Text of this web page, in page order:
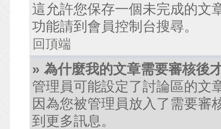
這允許您保存一個未完成的文
功能請到會員控制台搜尋。
回頂端
» 為什麼我的文章需要審核後
管理員可能設定了討論區的文
因為您被管理員放入了需要審
到更多訊息。